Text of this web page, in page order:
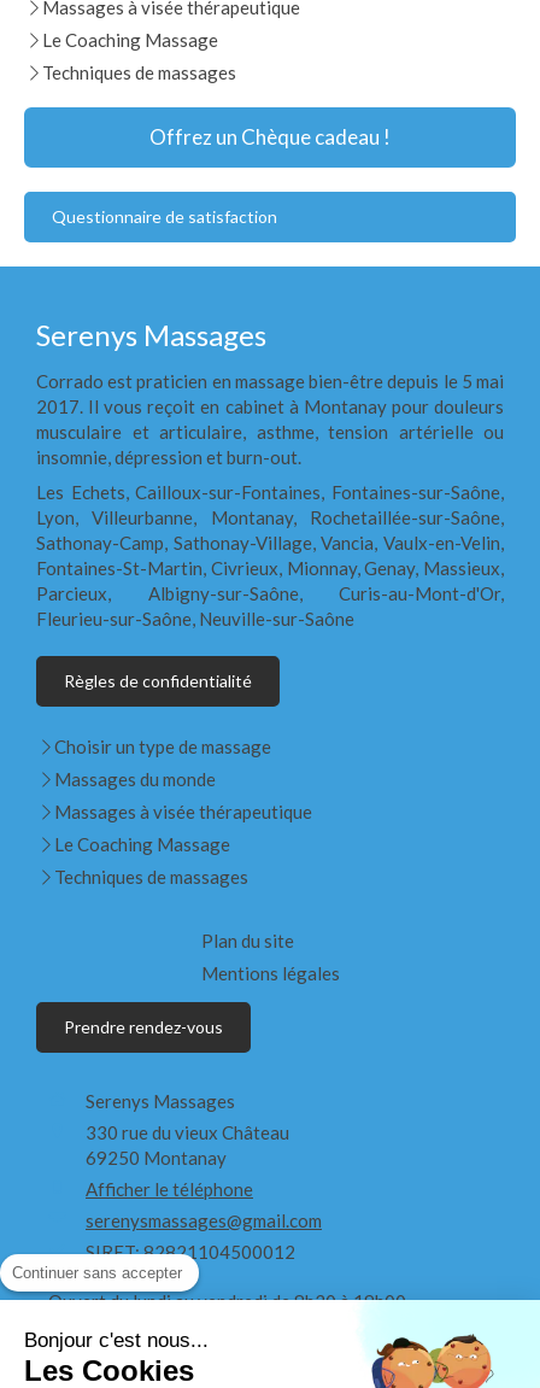
Massages à visée thérapeutique
Le Coaching Massage
Techniques de massages
Offrez un Chèque cadeau !
Questionnaire de satisfaction
Serenys Massages
Corrado est praticien en massage bien-être depuis le 5 mai
2017. Il vous reçoit en cabinet à Montanay pour douleurs
musculaire et articulaire, asthme, tension artérielle ou
insomnie, dépression et burn-out.
Les Echets, Cailloux-sur-Fontaines, Fontaines-sur-Saône,
Lyon, Villeurbanne, Montanay, Rochetaillée-sur-Saône,
Sathonay-Camp, Sathonay-Village, Vancia, Vaulx-en-Velin,
Fontaines-St-Martin, Civrieux, Mionnay, Genay, Massieux,
Parcieux, Albigny-sur-Saône, Curis-au-Mont-d'Or,
Fleurieu-sur-Saône, Neuville-sur-Saône
Règles de confidentialité
Choisir un type de massage
Massages du monde
Massages à visée thérapeutique
Le Coaching Massage
Techniques de massages
Plan du site
Mentions légales
Prendre rendez-vous
Serenys Massages
330 rue du vieux Château
69250 Montanay
Afficher le téléphone
serenysmassages@gmail.com
SIRET: 82821104500012
Ouvert du lundi au vendredi de 8h30 à 19h00
Ouvert le samedi de 8h30 à 18h
Continuer sans accepter
Bonjour c'est nous...
Les Cookies